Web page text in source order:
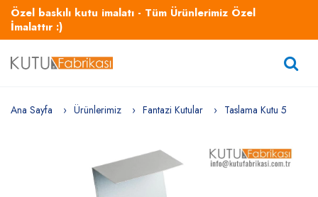
Özel baskılı kutu imalatı - Tüm Ürünlerimiz Özel
İmalattır :)
Ana Sayfa Ürünlerimiz Fantazi Kutular Taslama Kutu 5